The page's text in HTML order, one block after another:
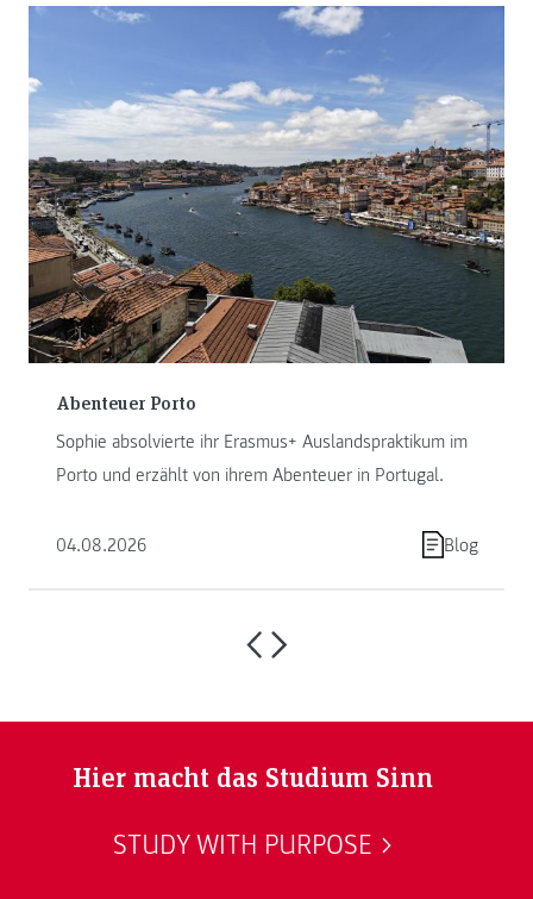
Abenteuer Porto
Sophie absolvierte ihr Erasmus+ Auslandspraktikum im
Porto und erzählt von ihrem Abenteuer in Portugal.
04.08.2026 Blog
Hier macht das Studium Sinn
STUDY WITH PURPOSE